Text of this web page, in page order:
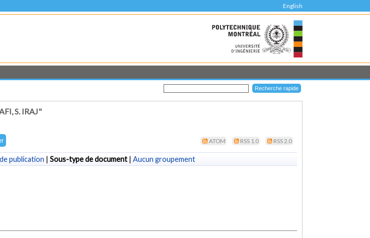
English
S. IRAJ"
ATOM RSS 1.0 RSS 2.0
publication | Sous-type de document | Aucun groupement